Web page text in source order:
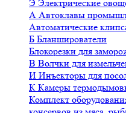
Э Электрические
А Автоклавы
Автоматические
Б Бланширователи
Блокорезки для
В Волчки для
И Инъекторы для
К Камеры
Комплект